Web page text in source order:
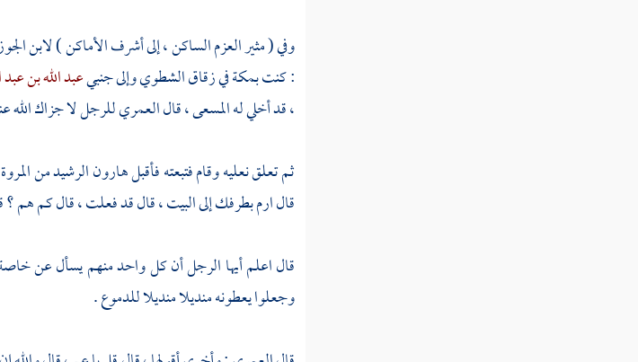
وفي ( مثير العزم الساكن ، إلى أشرف الأماكن )لابن
: كنتبمكةفيزقاق الشطويوإلى جنبيعبد الله بن
، قد أخلي له المسعى ، قالالعمريللرجل لا جزاك الله
ثم تعلق نعليه وقام فتبعته فأقبلهارون الرشيدمن
قال ارم بطرفك إلىالبيت، قال قد فعلت ، قال كم هم ؟
قال اعلم أيها الرجل أن كل واحد منهم يسأل عن
وجعلوا يعطونه منديلا منديلا للدموع .